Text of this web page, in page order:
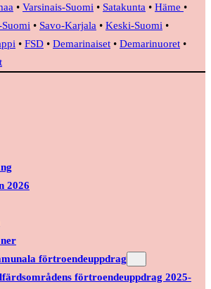
• Varsinais-Suomi • Satakunta • Häme •
• Savo-Karjala • Keski-Suomi •
• FSD • Demarinaiset • Demarinuoret •
2026
förtroendeuppdrag
förtroendeuppdrag 2025-